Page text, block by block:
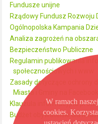
Fundusze unijne
Rządowy Fundusz Rozwoju
Ogólnopolska Kampania
Analiza zagrożeń na
Bezpieczeństwo Publiczne
Regulamin publikowania
społecznościowych i www
Zasady dotyczące ochrony
Miasta i Gminy na
Klauzula informacyjna profil
Budżet obywatelski dla
W ramach
cookies.